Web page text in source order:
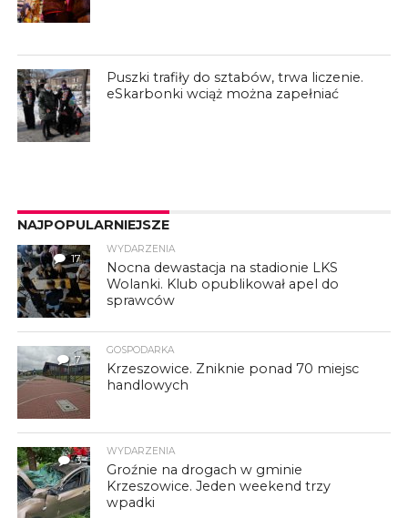
Puszki trafiły do sztabów, trwa liczenie.
eSkarbonki wciąż można zapełniać
NAJPOPULARNIEJSZE
17
WYDARZENIA
Nocna dewastacja na stadionie LKS
Wolanki. Klub opublikował apel do
sprawców
7
GOSPODARKA
Krzeszowice. Zniknie ponad 70 miejsc
handlowych
3
WYDARZENIA
Groźnie na drogach w gminie
Krzeszowice. Jeden weekend trzy
wpadki